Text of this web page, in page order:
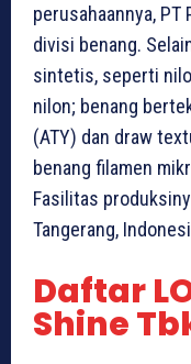
perusahaannya, PT
divisi benang.
sintetis, seperti
nilon; benang
(ATY) dan draw
benang filamen
Fasilitas
Tangerang,
Daftar
Shine